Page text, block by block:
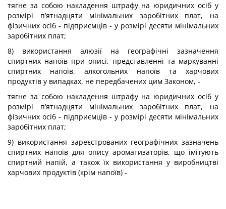
тягне за собою накладення штрафу на юридичних осіб у
розмірі п’ятнадцяти мінімальних заробітних плат, на
фізичних осіб - підприємців - у розмірі десяти мінімальних
заробітних плат;
8) використання алюзії на географічні зазначення
спиртних напоїв при описі, представленні та маркуванні
спиртних напоїв, алкогольних напоїв та харчових
продуктів у випадках, не передбачених цим Законом, -
тягне за собою накладення штрафу на юридичних осіб у
розмірі п’ятнадцяти мінімальних заробітних плат, на
фізичних осіб - підприємців - у розмірі десяти мінімальних
заробітних плат;
9) використання зареєстрованих географічних зазначень
спиртних напоїв для опису ароматизаторів, що імітують
спиртний напій, а також їх використання у виробництві
харчових продуктів (крім напоїв) -